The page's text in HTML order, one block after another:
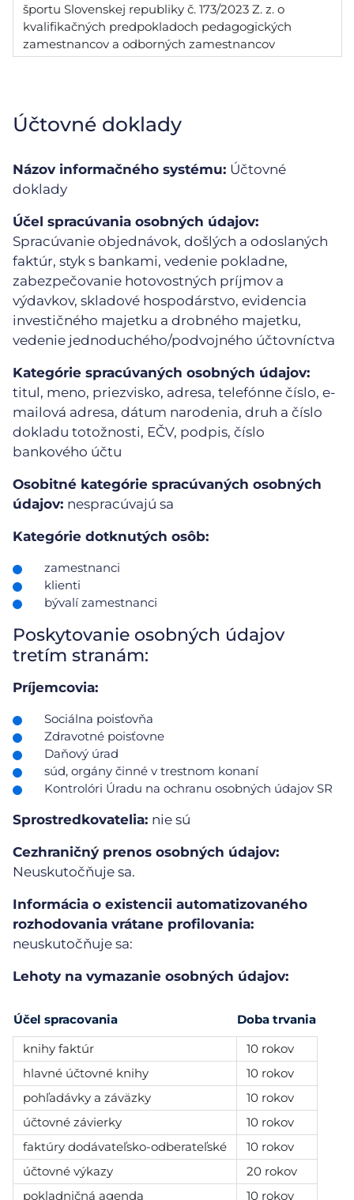
športu Slovenskej republiky č. 173/2023 Z. z. o
kvalifikačných predpokladoch pedagogických
zamestnancov a odborných zamestnancov
Účtovné doklady
Názov informačného systému: Účtovné
doklady
Účel spracúvania osobných údajov:
Spracúvanie objednávok, došlých a odoslaných
faktúr, styk s bankami, vedenie pokladne,
zabezpečovanie hotovostných príjmov a
výdavkov, skladové hospodárstvo, evidencia
investičného majetku a drobného majetku,
vedenie jednoduchého/podvojného účtovníctva
Kategórie spracúvaných osobných údajov:
titul, meno, priezvisko, adresa, telefónne číslo, e-
mailová adresa, dátum narodenia, druh a číslo
dokladu totožnosti, EČV, podpis, číslo
bankového účtu
Osobitné kategórie spracúvaných osobných
údajov: nespracúvajú sa
Kategórie dotknutých osôb:
zamestnanci
klienti
bývalí zamestnanci
Poskytovanie osobných údajov
tretím stranám:
Príjemcovia:
Sociálna poisťovňa
Zdravotné poisťovne
Daňový úrad
súd, orgány činné v trestnom konaní
Kontrolóri Úradu na ochranu osobných údajov SR
Sprostredkovatelia: nie sú
Cezhraničný prenos osobných údajov:
Neuskutočňuje sa.
Informácia o existencii automatizovaného
rozhodovania vrátane profilovania:
neuskutočňuje sa:
Lehoty na vymazanie osobných údajov:
Účel spracovania
Doba trvania
knihy faktúr
10 rokov
hlavné účtovné knihy
10 rokov
pohľadávky a záväzky
10 rokov
účtovné závierky
10 rokov
faktúry dodávateľsko-odberateľské
10 rokov
účtovné výkazy
20 rokov
pokladničná agenda
10 rokov